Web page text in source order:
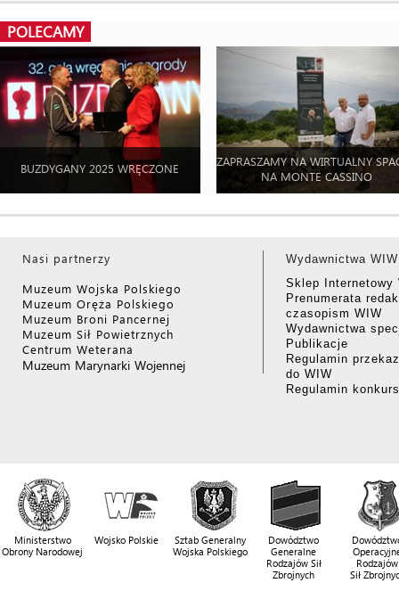
POLECAMY
BUZDYGANY 2025 WRĘCZONE
ZAPRASZAMY NA WIRTUALNY
NA MONTE CASSINO
Nasi partnerzy
Muzeum Wojska Polskiego
Muzeum Oręża Polskiego
Muzeum Broni Pancernej
Muzeum Sił Powietrznych
Centrum Weterana
Muzeum Marynarki Wojennej
Wydawnictwa WIW
Sklep Internetowy
Prenumerata
czasopism WIW
Wydawnictwa
Publikacje
Regulamin
do WIW
Regulamin
Ministerstwo
Obrony Narodowej
Wojsko Polskie
Sztab Generalny
Wojska Polskiego
Dowództwo
Generalne
Rodzajów Sił
Zbrojnych
Rodzajów
Sił